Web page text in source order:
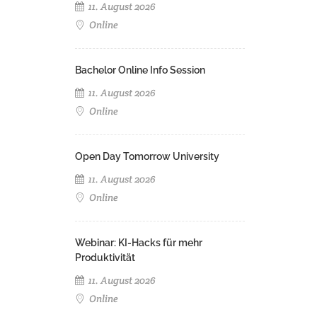
11. August 2026
Online
Bachelor Online Info Session
11. August 2026
Online
Open Day Tomorrow University
11. August 2026
Online
Webinar: KI-Hacks für mehr
Produktivität
11. August 2026
Online